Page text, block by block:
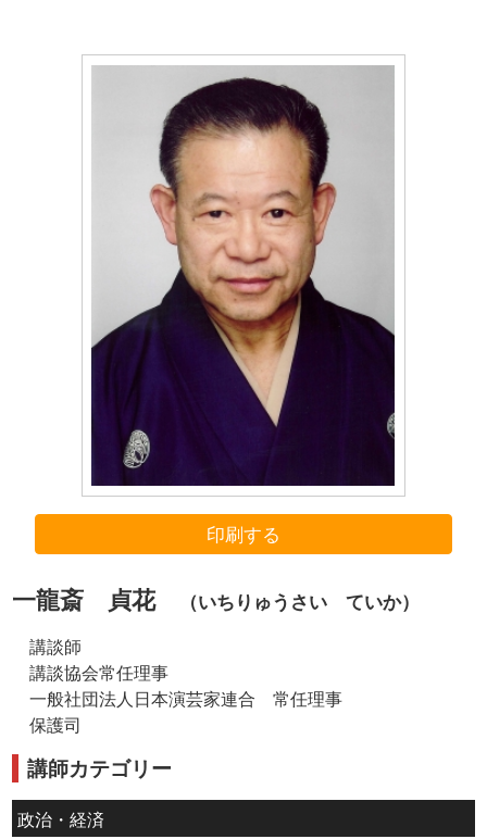
印刷する
一龍斎 貞花 （いちりゅうさい ていか）
講談師
講談協会常任理事
一般社団法人日本演芸家連合 常任理事
保護司
講師カテゴリー
政治・経済